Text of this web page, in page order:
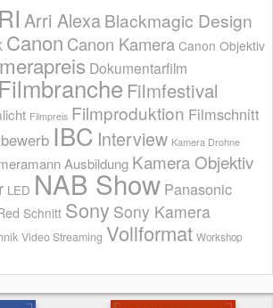
Arri AlexaBlackmagic Design
Canon Canon Kamera Canon Objektiv
Dokumentarfilm
Filmbranche Filmfestival
Filmpreis Filmproduktion Filmschnitt
IBC Interview Kamera Drohne
Ausbildung Kamera Objektiv
LED NAB Show Panasonic
Schnitt Sony Sony Kamera
Video Streaming Vollformat Workshop